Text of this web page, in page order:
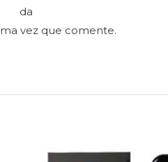
da
vez que comente.